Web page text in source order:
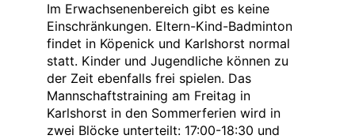
Im Erwachsenenbereich gibt es keine
Einschränkungen. Eltern-Kind-Badminton
findet in Köpenick und Karlshorst normal
statt. Kinder und Jugendliche können zu
der Zeit ebenfalls frei spielen. Das
Mannschaftstraining am Freitag in
Karlshorst in den Sommerferien wird in
zwei Blöcke unterteilt: 17:00-18:30 und